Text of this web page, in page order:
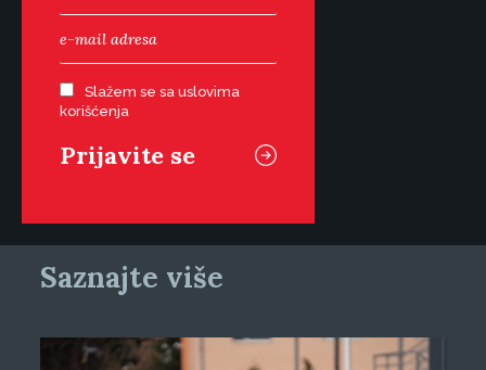
Slažem se sa uslovima
korišćenja
Saznajte više